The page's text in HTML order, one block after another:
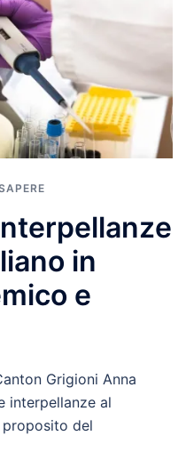
in
e
Grigioni Anna
interpellanze al
del